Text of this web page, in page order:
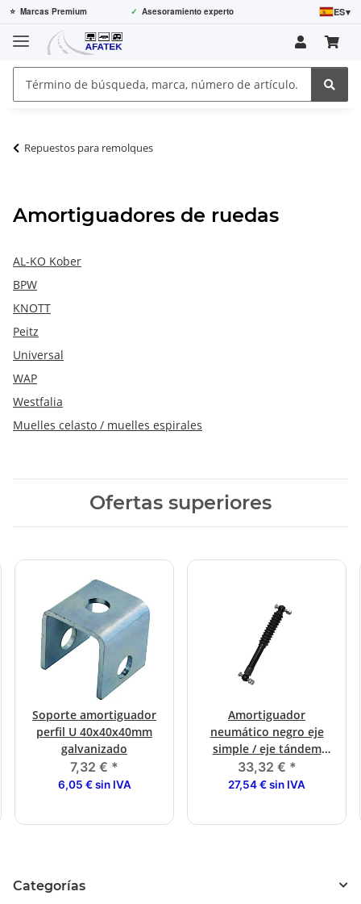
⭐ Marcas Premium ✓ Asesoramiento experto ES▾
Repuestos para remolques
Amortiguadores de ruedas
AL-KO Kober
BPW
KNOTT
Peitz
Universal
WAP
Westfalia
Muelles celasto / muelles espirales
Ofertas superiores
Soporte amortiguador
perfil U 40x40x40mm
galvanizado
7,32 € *
6,05 € sin IVA
Amortiguador
neumático negro eje
simple / eje tándem
4000/7500 kg
33,32 € *
27,54 € sin IVA
Categorías